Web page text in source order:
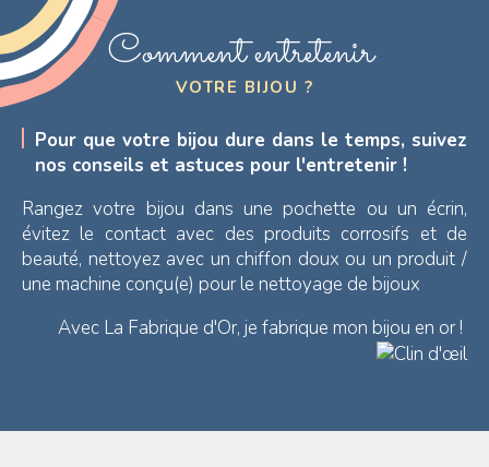
Comment entretenir
VOTRE BIJOU ?
Pour que votre bijou dure dans le temps, suivez
nos conseils et astuces pour l'entretenir !
Rangez votre bijou dans une pochette ou un écrin,
évitez le contact avec des produits corrosifs et de
beauté, nettoyez avec un chiffon doux ou un produit /
une machine conçu(e) pour le nettoyage de bijoux
Avec La Fabrique d'Or, je fabrique mon bijou en or !